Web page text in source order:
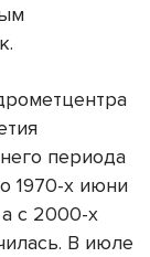
периода
1970-х июни
с 2000-х
В июле